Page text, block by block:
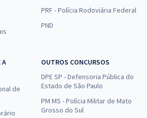
PRF - Polícia Rodoviária Federal
PND
A
de
OUTROS CONCURSOS
DPE SP - Defensoria Pública do
Estado de São Paulo
PM MS - Polícia Militar de Mato
Grosso do Sul